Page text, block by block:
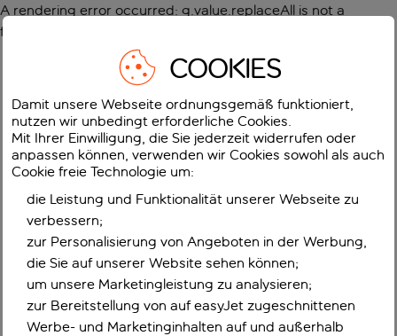
A rendering error occurred: g.value.replaceAll is not a
function
COOKIES
Damit unsere Webseite ordnungsgemäß funktioniert,
nutzen wir unbedingt erforderliche Cookies.
Mit Ihrer Einwilligung, die Sie jederzeit widerrufen oder
anpassen können, verwenden wir Cookies sowohl als auch
Cookie freie Technologie um:
die Leistung und Funktionalität unserer Webseite zu
verbessern;
zur Personalisierung von Angeboten in der Werbung,
die Sie auf unserer Website sehen können;
um unsere Marketingleistung zu analysieren;
zur Bereitstellung von auf easyJet zugeschnittenen
Werbe- und Marketinginhalten auf und außerhalb